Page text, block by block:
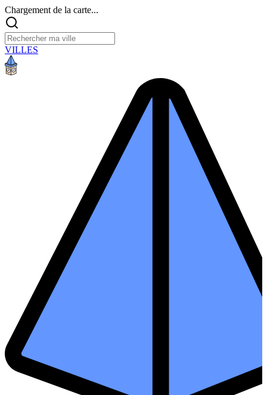
Chargement de la carte...
VILLES